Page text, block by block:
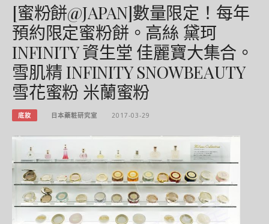
[蜜粉餅@JAPAN]數量限定！每年
預約限定蜜粉餅。高絲 黛珂
INFINITY 資生堂 佳麗寶大集合。
雪肌精 INFINITY SNOWBEAUTY
雪花蜜粉 米蘭蜜粉
底妝 日本藥粧研究室 2017-03-29